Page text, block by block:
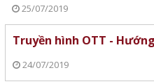
25/07/2019
Truyền hình OTT -
24/07/2019